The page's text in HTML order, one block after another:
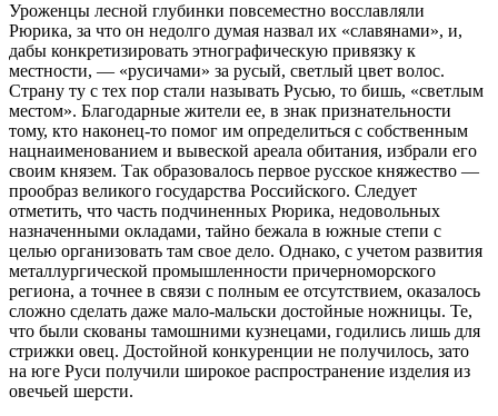
Уроженцы лесной глубинки повсеместно восславляли
Рюрика, за что он недолго думая назвал их «славянами», и,
дабы конкретизировать этнографическую привязку к
местности, — «русичами» за русый, светлый цвет волос.
Страну ту с тех пор стали называть Русью, то бишь, «светлым
местом». Благодарные жители ее, в знак признательности
тому, кто наконец-то помог им определиться с собственным
нацнаименованием и вывеской ареала обитания, избрали его
своим князем. Так образовалось первое русское княжество —
прообраз великого государства Российского. Следует
отметить, что часть подчиненных Рюрика, недовольных
назначенными окладами, тайно бежала в южные степи с
целью организовать там свое дело. Однако, с учетом развития
металлургической промышленности причерноморского
региона, а точнее в связи с полным ее отсутствием, оказалось
сложно сделать даже мало-мальски достойные ножницы. Те,
что были скованы тамошними кузнецами, годились лишь для
стрижки овец. Достойной конкуренции не получилось, зато
на юге Руси получили широкое распространение изделия из
овечьей шерсти.